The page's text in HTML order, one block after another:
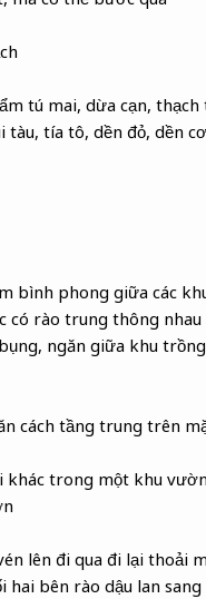
tú mai, dừa cạn,
tàu, tía tô, dền đỏ, dền
bình phong giữa các
rào trung thông
ngăn giữa khu
cách tầng trung trên
trong một khu
lên đi qua đi lại thoải
hai bên rào dậu lan